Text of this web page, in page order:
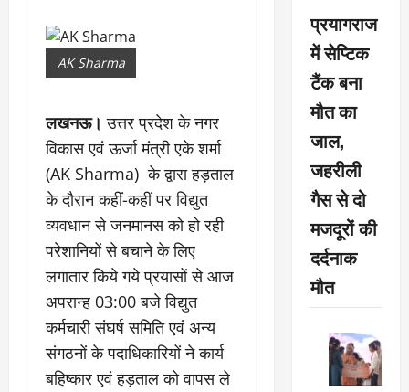
AK Sharma
लखनऊ। उत्तर प्रदेश के नगर
विकास एवं ऊर्जा मंत्री एके शर्मा
(AK Sharma) के द्वारा हड़ताल
के दौरान कहीं-कहीं पर विद्युत
व्यवधान से जनमानस को हो रही
परेशानियों से बचाने के लिए
लगातार किये गये प्रयासों से आज
अपरान्ह 03:00 बजे विद्युत
कर्मचारी संघर्ष समिति एवं अन्य
संगठनों के पदाधिकारियों ने कार्य
बहिष्कार एवं हड़ताल को वापस ले
प्रयागराज
में सेप्टिक
टैंक बना
मौत का
जाल,
जहरीली
गैस से दो
मजदूरों की
दर्दनाक
मौत